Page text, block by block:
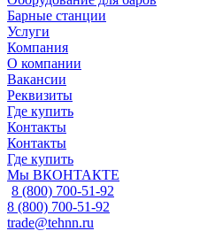
Барные станции
Услуги
Компания
О компании
Вакансии
Реквизиты
Где купить
Контакты
Контакты
Где купить
Мы ВКОНТАКТЕ
8 (800) 700-51-92
8 (800) 700-51-92
trade@tehnn.ru